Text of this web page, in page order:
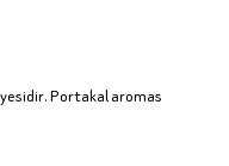
Portakal aromas